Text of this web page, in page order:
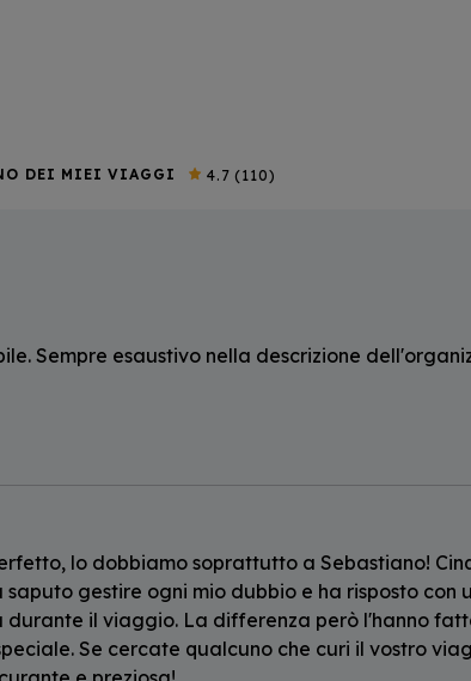
DEI MIEI VIAGGI 4.7 (110)
Sempre esaustivo nella descrizione
lo dobbiamo soprattutto a Sebastiano!
saputo gestire ogni mio dubbio e ha risposto
il viaggio. La differenza però l'hanno
Se cercate qualcuno che curi il vostro